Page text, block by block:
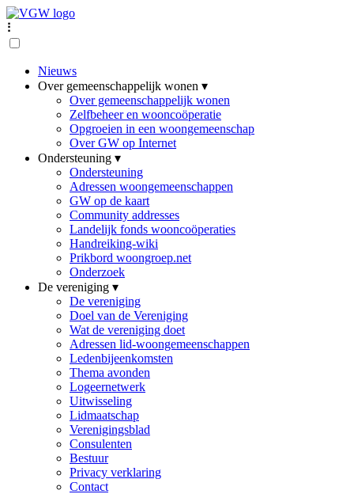
⠇
Nieuws
Over gemeenschappelijk wonen ▾
Over gemeenschappelijk wonen
Zelfbeheer en wooncoöperatie
Opgroeien in een woongemeenschap
Over GW op Internet
Ondersteuning ▾
Ondersteuning
Adressen woongemeenschappen
GW op de kaart
Community addresses
Landelijk fonds wooncoöperaties
Handreiking-wiki
Prikbord woongroep.net
Onderzoek
De vereniging ▾
De vereniging
Doel van de Vereniging
Wat de vereniging doet
Adressen lid-woongemeenschappen
Ledenbijeenkomsten
Thema avonden
Logeernetwerk
Uitwisseling
Lidmaatschap
Verenigingsblad
Consulenten
Bestuur
Privacy verklaring
Contact